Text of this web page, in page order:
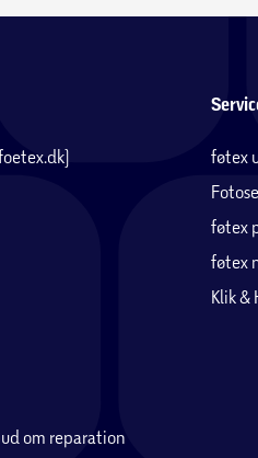
om reparation
føtex
føtex
føtex
Klik &